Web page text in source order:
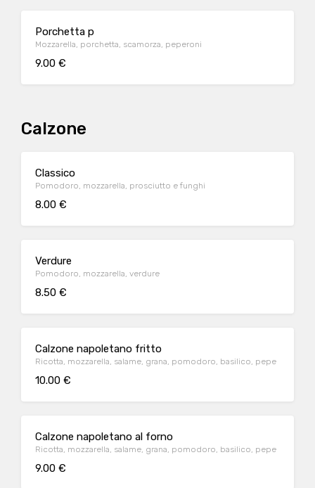
Porchetta p
Mozzarella, porchetta, scamorza, peperoni
9.00 €
Calzone
Classico
Pomodoro, mozzarella, prosciutto e funghi
8.00 €
Verdure
Pomodoro, mozzarella, verdure
8.50 €
Calzone napoletano fritto
Ricotta, mozzarella, salame, grana, pomodoro, basilico, pepe
10.00 €
Calzone napoletano al forno
Ricotta, mozzarella, salame, grana, pomodoro, basilico, pepe
9.00 €